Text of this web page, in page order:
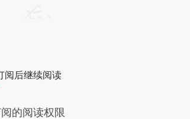
阅后继续阅读
的阅读权限